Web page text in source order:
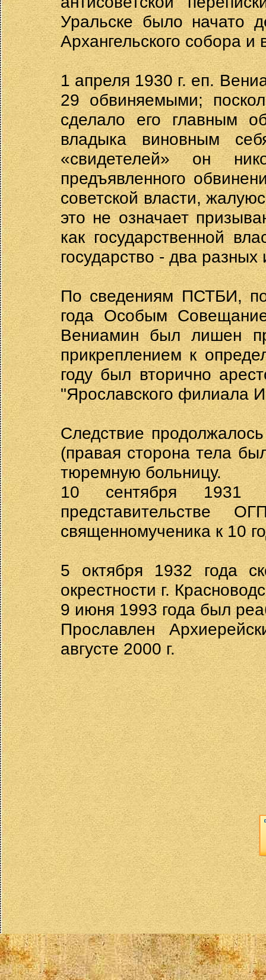
Уральске было начато
Архангельского собора
1 апреля 1930 г. еп.
29 обвиняемыми;
сделало его главным
владыка виновным
«свидетелей» он
предъявленного
советской власти,
это не означает
как государственной
государство - два разных
По сведениям ПСТБИ,
года Особым
Вениамин был лишен
прикреплением к
году был вторично
"Ярославского филиала
Следствие
(правая сторона тела
тюремную больницу.
10 сентября 1931
представительстве
священномученика к 10
5 октября 1932 года
окрестности г.
9 июня 1993 года был
Прославлен
августе 2000 г.